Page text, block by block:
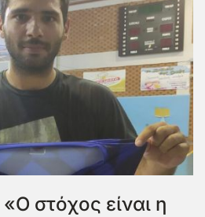
στόχος είναι η